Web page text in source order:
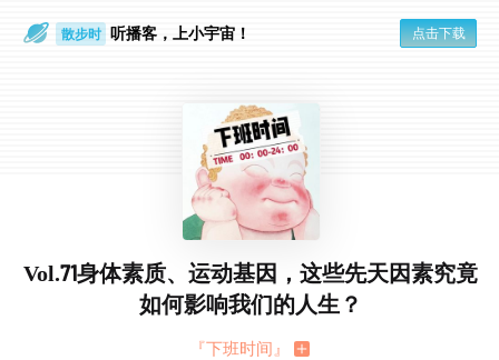
散步时 听播客，上小宇宙！ 点击下载
Vol.71身体素质、运动基因，这些先天因素究竟
如何影响我们的人生？
『下班时间』